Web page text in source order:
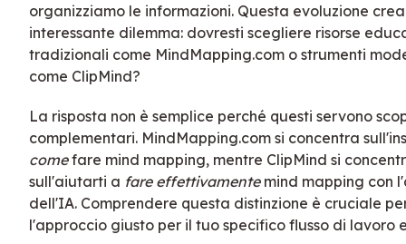
organizziamo le informazioni. Questa evoluzione
interessante dilemma: dovresti scegliere risorse
tradizionali come MindMapping.com o strumenti
come ClipMind?
La risposta non è semplice perché questi servono
complementari. MindMapping.com si concentra
comefare mind mapping, mentre ClipMind si
sull'aiutarti a fare effettivamentemind mapping con
dell'IA. Comprendere questa distinzione è cruciale
l'approccio giusto per il tuo specifico flusso di lavoro